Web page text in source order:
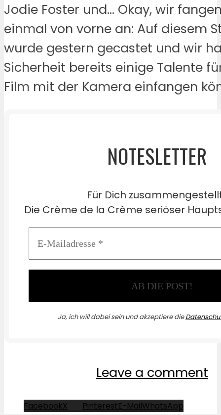
Jodie Foster und… Okay, wir
einmal von vorne an: Auf diesem
wurde gestern gecastet und wir
Sicherheit bereits einige Talente
Film mit der Kamera einfangen
NOTESLETTER
Für Dich
Die Crème de la Crème seriöser
Ja, ich will dabei sein und akzeptiere die
Leave a comment
FacebookX PinterestE-MailWhatsApp